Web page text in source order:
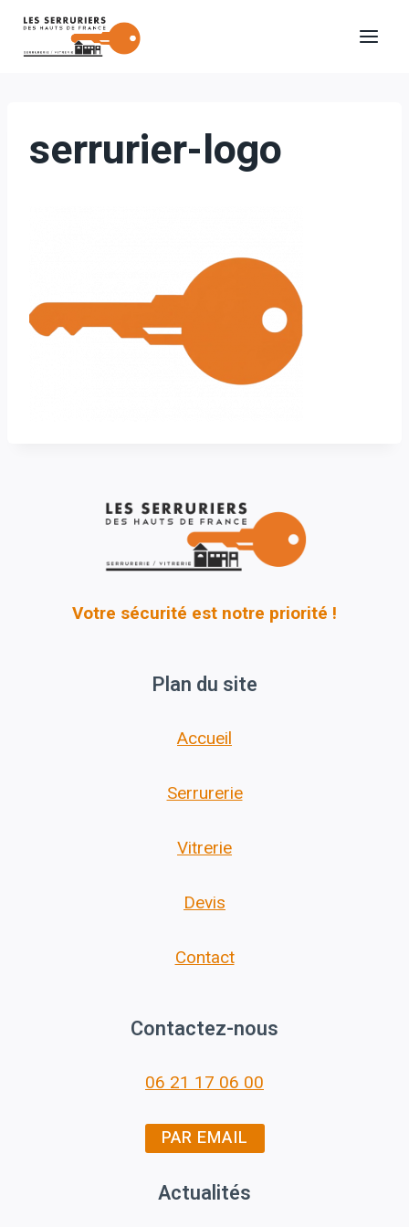
Aller
serrurier-logo
Votre sécurité est notre priorité !
Plan du site
Accueil
Serrurerie
Vitrerie
Devis
Contact
Contactez-nous
06 21 17 06 00
PAR EMAIL
Actualités